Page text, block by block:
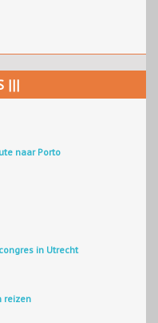
|||
naar Porto
in Utrecht
reizen